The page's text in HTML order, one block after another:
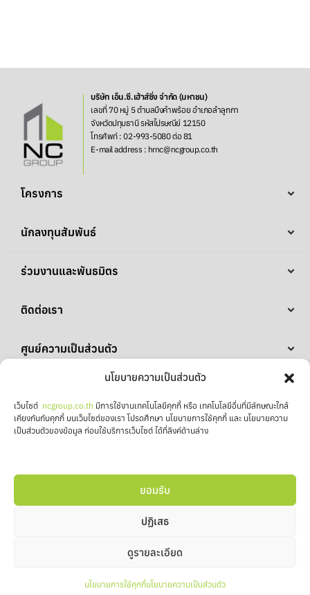
นโยบายความเป็นส่วนตัว
เว็บไซต์ ncgroup.co.th มีการใช้งานเทคโนโลยีคุกกี้ หรือ เทคโนโลยีอื่นที่มีลักษณะใกล้
เคียงกันกับคุกกี้ บนเว็บไซต์ของเรา โปรดศึกษา นโยบายการใช้คุกกี้ และ นโยบายความ
เป็นส่วนตัวของข้อมูล ก่อนใช้บริการเว็บไซต์ ได้ที่ลิงค์ด้านล่าง
ยอมรับ
ปฏิเสธ
ดูรายละเอียด
นโยบายการใช้คุกกี้นโยบายความเป็นส่วนตัว
บริษัท เอ็น.ซี.เฮ้าส์ซิ่ง จำกัด (มหาชน)
เลขที่ 70 หมู่ 5 ตำบลบึงคำพร้อย อำเภอลำลูกกา
จังหวัดปทุมธานี รหัสไปรษณีย์ 12150
โทรศัพท์ : 02-993-5080 ต่อ 81
E-mail address : hrnc@ncgroup.co.th
โครงการ
นักลงทุนสัมพันธ์
ร่วมงานและพันธมิตร
ติดต่อเรา
ศูนย์ความเป็นส่วนตัว
RESERVED.